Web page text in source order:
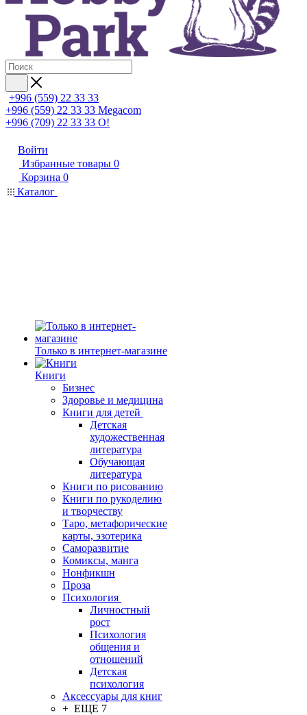
+996 (559) 22 33 33
+996 (559) 22 33 33 Megacom
+996 (709) 22 33 33 O!
Войти
Избранные товары 0
Корзина 0
Каталог
Только в интернет-магазине
Книги
Бизнес
Здоровье и медицина
Книги для детей
Детская
художественная
литература
Обучающая
литература
Книги по рисованию
Книги по рукоделию
и творчеству
Таро, метафорические
карты, эзотерика
Саморазвитие
Комиксы, манга
Нонфикшн
Проза
Психология
Личностный
рост
Психология
общения и
отношений
Детская
психология
Аксессуары для книг
+ ЕЩЕ 7